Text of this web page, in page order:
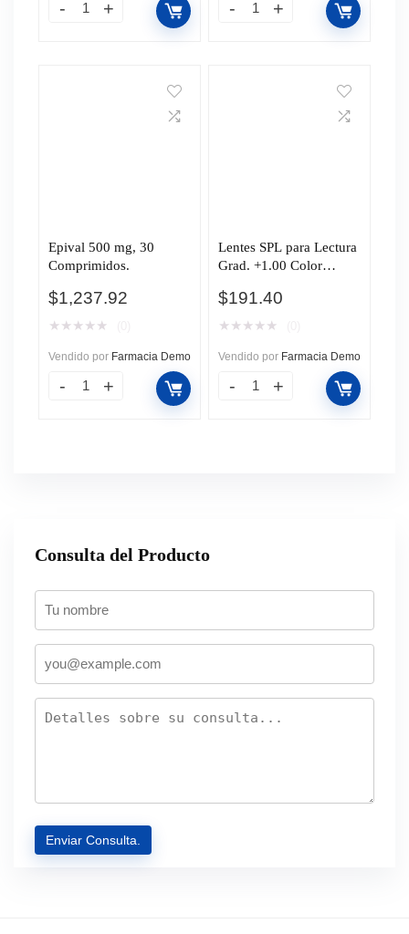
Epival 500 mg, 30
Comprimidos.
$1,237.92
★ ★ ★ ★ ★
Vendido por Farmacia Demo
Lentes SPL para Lectura
Grad. +1.00 Color
$191.40
★ ★ ★ ★ ★
Vendido por Farmacia Demo
Consulta del Producto